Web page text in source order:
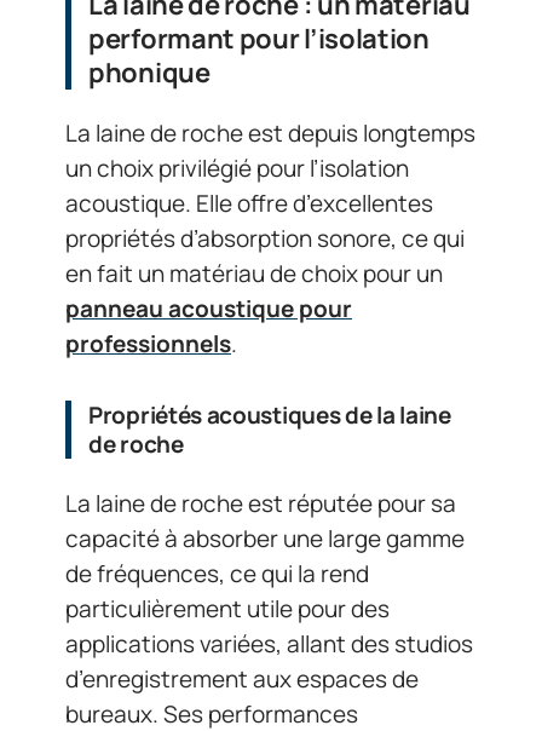
performant pour l’isolation
phonique
La laine de roche est depuis longtemps
un choix privilégié pour l’isolation
acoustique. Elle offre d’excellentes
propriétés d’absorption sonore, ce qui
en fait un matériau de choix pour un
panneau acoustique pour
professionnels.
Propriétés acoustiques de la laine
de roche
La laine de roche est réputée pour sa
capacité à absorber une large gamme
de fréquences, ce qui la rend
particulièrement utile pour des
applications variées, allant des studios
d’enregistrement aux espaces de
bureaux. Ses performances